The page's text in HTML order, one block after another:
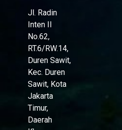
Jl. Radin
Inten II
No.62,
RT.6/RW.14,
Duren Sawit,
Kec. Duren
Sawit, Kota
Jakarta
Timur,
Daerah